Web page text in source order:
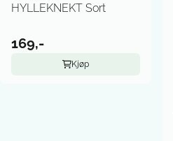
HYLLEKNEKT Sort
169,-
Kjøp